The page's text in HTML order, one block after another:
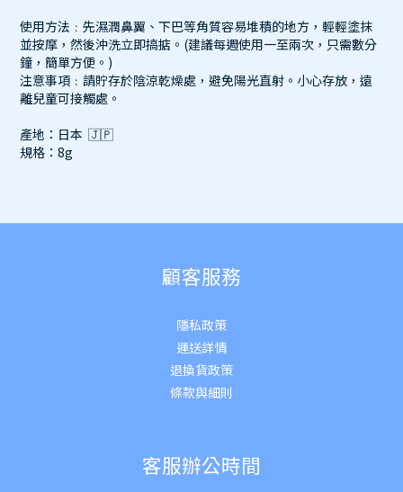
使用方法﹕先濕潤鼻翼、下巴等角質容易堆積的地方，輕輕塗抹
並按摩，然後沖洗立即搞掂。(建議每週使用一至兩次，只需數分
鐘，簡單方便。)
注意事項﹕請貯存於陰涼乾燥處，避免陽光直射。小心存放，遠
離兒童可接觸處。
產地：日本 🇯🇵
規格：8g
顧客服務
隱私政策
運送詳情
退換貨政策
條款與細則
客服辦公時間